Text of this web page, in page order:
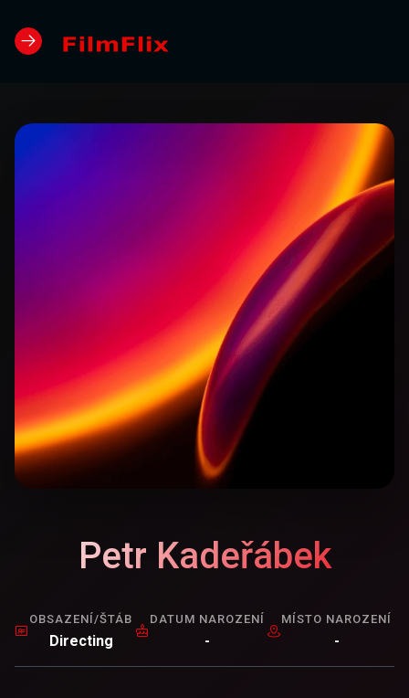
Petr Kadeřábek
OBSAZENÍ/ŠTÁB
Directing
DATUM NAROZENÍ
-
MÍSTO NAROZENÍ
-